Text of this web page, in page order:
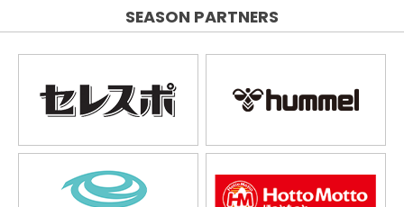
SEASON PARTNERS